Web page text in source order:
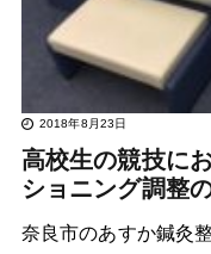
2018年8月23日
高校生の競技に
ショニング調整
奈良市のあすか鍼灸